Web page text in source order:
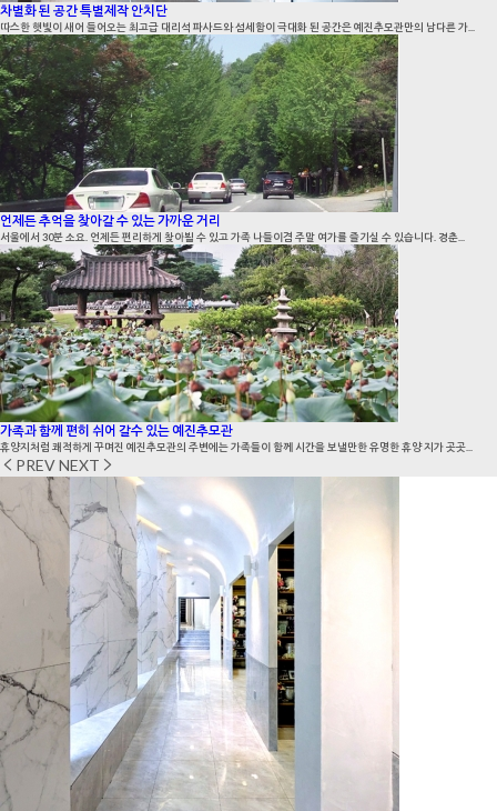
차별화 된 공간 특별제작 안치단
따스한 햇빛이 새어 들어오는 최고급 대리석 파사드와 섬세함이 극대화 된 공간은 예진추모관만의 남다른 가...
언제든 추억을 찾아갈 수 있는 가까운 거리
서울에서 30분 소요. 언제든 편리하게 찾아뵐 수 있고 가족 나들이겸 주말 여가를 즐기실 수 있습니다. 경춘...
가족과 함께 편히 쉬어 갈수 있는 예진추모관
휴양지처럼 쾌적하게 꾸며진 예진추모관의 주변에는 가족들이 함께 시간을 보낼만한 유명한 휴양 지가 곳곳...
PREVNEXT